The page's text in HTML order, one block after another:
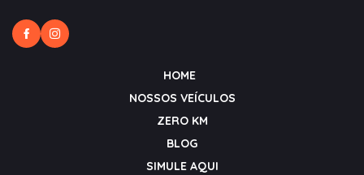
HOME
NOSSOS VEÍCULOS
ZERO KM
BLOG
SIMULE AQUI